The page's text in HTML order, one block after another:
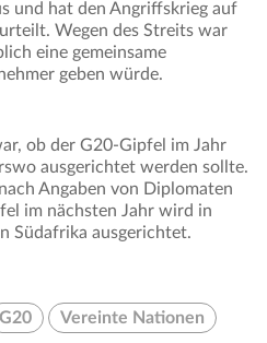
und hat den Angriffskrieg auf
Wegen des Streits war
eine gemeinsame
geben würde.
ob der G20-Gipfel im Jahr
ausgerichtet werden sollte.
Angaben von Diplomaten
im nächsten Jahr wird in
Südafrika ausgerichtet.
G20 Vereinte Nationen